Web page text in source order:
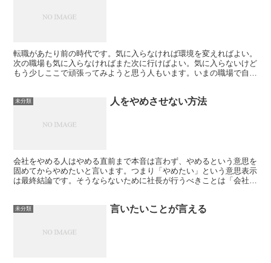
転職があたり前の時代です。気に入らなければ環境を変えればよい。
次の職場も気に入らなければまた次に行けばよい。気に入らないけど
もう少しここで頑張ってみようと思う人もいます。いまの職場で自分
未分類 人をやめさせない方法
会社をやめる人はやめる直前まで本音は言わず、やめるという意思を
固めてからやめたいと言います。つまり「やめたい」という意思表示
は最終結論です。そうならないために社長が行うべきことは「会社に
未分類 言いたいことが言える